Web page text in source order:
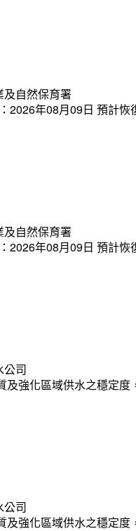
自然保育署
2026年08月09日 預計
自然保育署
2026年08月09日 預計
公司
及強化區域供水之穩定
公司
及強化區域供水之穩定